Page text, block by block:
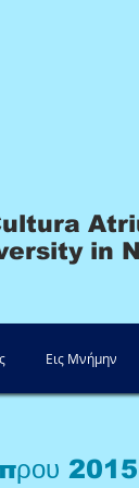
in
Εις Μνήμην
2015